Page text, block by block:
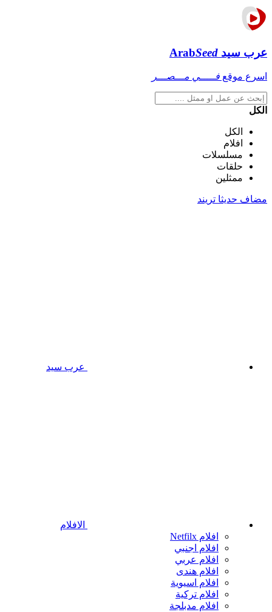
عرب سيد ArabSeed
اسرع موقع فـــــي مـــصـــر
الكل
الكل
افلام
مسلسلات
حلقات
ممثلين
مضاف حديثا تريند
عرب سيد
الافلام
افلام Netfilx
افلام اجنبي
افلام عربي
افلام هندى
افلام اسيوية
افلام تركية
افلام مدبلجة